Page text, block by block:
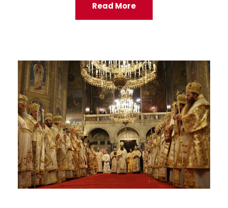
Read More